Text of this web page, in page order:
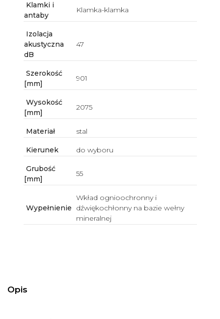
Klamki i
antaby
Klamka-klamka
Izolacja
akustyczna
dB
47
Szerokość
[mm]
901
Wysokość
[mm]
2075
Materiał stal
Kierunek do wyboru
Grubość
[mm]
55
Wypełnienie
Wkład ognioochronny i
dźwiękochłonny na bazie wełny
mineralnej
Opis